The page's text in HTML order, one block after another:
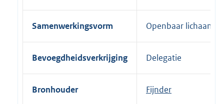
Samenwerkingsvorm Openbaar lichaam
Bevoegdheidsverkrijging Delegatie
Bronhouder Fijnder